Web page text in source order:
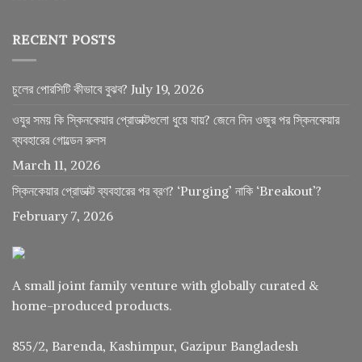
RECENT POSTS
চুলের পোরসিটি কীভাবে বুঝব? July 19, 2026
ওযুর সময় কি স্কিনকেয়ার প্রোডাক্টগুলো ধুয়ে যায়? জেনে নিন ওজুর পর স্কিনকেয়ার
ব্যবহারের গোল্ডেন রুলস
March 11, 2026
স্কিনকেয়ার প্রোডাক্ট ব্যবহারের পর ব্রণ? ‘Purging’ নাকি ‘Breakout’?
February 7, 2026
A small joint family venture with globally curated &
home-produced products.
855/2, Barenda, Kashimpur, Gazipur Bangladesh